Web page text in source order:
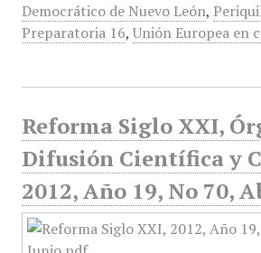
Democrático de Nuevo León,
Preparatoria 16, Unión Europea en
Reforma Siglo XXI,
Difusión Científica y
2012, Año 19, No 70,